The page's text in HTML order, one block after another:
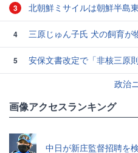
3 北朝鮮ミサイルは朝鮮半島
4 三原じゅん子氏 犬の飼育が
5
安保文書改定で「非核三原則」問われた高市首相、
政治
画像アクセスランキング
中日が新庄監督招聘を